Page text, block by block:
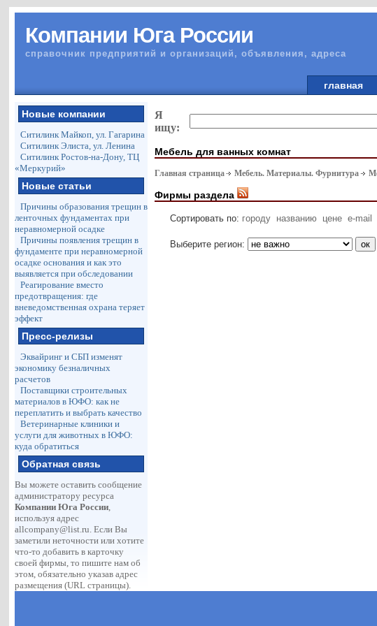
Компании Юга России
справочник предприятий и организаций, объявления, адреса
главная
Новые компании
Ситилинк Майкоп, ул. Гагарина
Ситилинк Элиста, ул. Ленина
Ситилинк Ростов-на-Дону, ТЦ
«Меркурий»
Новые статьи
Причины образования трещин в
ленточных фундаментах при
неравномерной осадке
Причины появления трещин в
фундаменте при неравномерной
осадке основания и как это
выявляется при обследовании
Реагирование вместо
предотвращения: где
вневедомственная охрана теряет
эффект
Пресс-релизы
Эквайринг и СБП изменят
экономику безналичных
расчетов
Поставщики строительных
материалов в ЮФО: как не
переплатить и выбрать качество
Ветеринарные клиники и
услуги для животных в ЮФО:
куда обратиться
Обратная связь
Вы можете оставить сообщение
администратору ресурса
Компании Юга России,
используя адрес
allcompany@list.ru. Если Вы
заметили неточности или хотите
что-то добавить в карточку
своей фирмы, то пишите нам об
этом, обязательно указав адрес
размещения (URL страницы).
Я
ищу:
Мебель для ванных комнат
Главная страница Мебель. Материалы. Фурнитура
Фирмы раздела
Сортировать по: городу названию цене e-mail
Выберите регион: